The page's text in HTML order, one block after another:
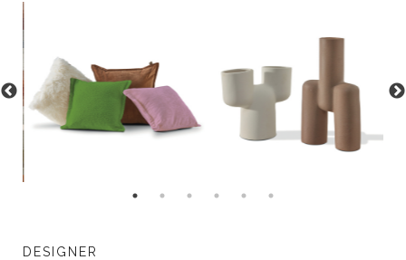
DESIGNER